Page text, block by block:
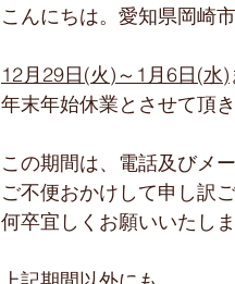
こんにちは。愛知県岡崎
12月29日(火)～1月6日(水)
年末年始休業とさせて頂き
この期間は、電話及びメ
ご不便おかけして申し訳
何卒宜しくお願いいたしま